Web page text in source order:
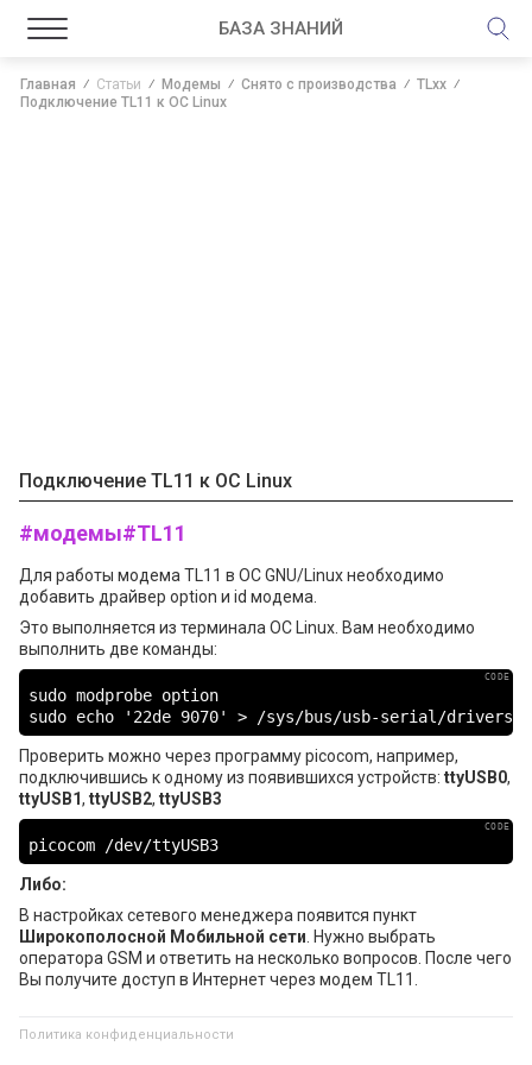
БАЗА ЗНАНИЙ
Главная Статьи Модемы Снято с производства
TLxx
Подключение TL11 к ОС Linux
Подключение TL11 к ОС Linux
#модемы#TL11
Для работы модема TL11 в ОС GNU/Linux необходимо
добавить драйвер option и id модема.
Это выполняется из терминала ОС Linux. Вам необходимо
выполнить две команды:
sudo modprobe option
sudo echo '22de 9070' > /sys/bus/usb-serial/drivers/
Проверить можно через программу picocom, например,
подключившись к одному из появившихся устройств: ttyUSB0,
ttyUSB1, ttyUSB2, ttyUSB3
picocom /dev/ttyUSB3
Либо:
В настройках сетевого менеджера появится пункт
Широкополосной Мобильной сети . Нужно выбрать
оператора GSM и ответить на несколько вопросов. После чего
Вы получите доступ в Интернет через модем TL11.
Политика конфиденциальности